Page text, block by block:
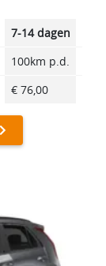
7-14 dagen
100km p.d.
€ 76,00